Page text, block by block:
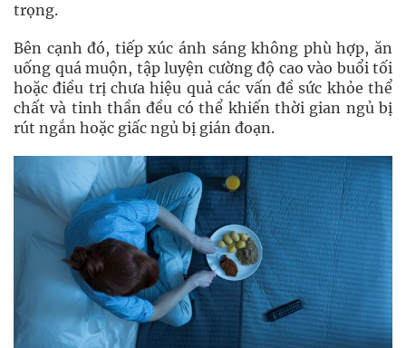
trọng.
Bên cạnh đó, tiếp xúc ánh sáng không phù hợp, ăn
uống quá muộn, tập luyện cường độ cao vào buổi tối
hoặc điều trị chưa hiệu quả các vấn đề sức khỏe thể
chất và tinh thần đều có thể khiến thời gian ngủ bị
rút ngắn hoặc giấc ngủ bị gián đoạn.